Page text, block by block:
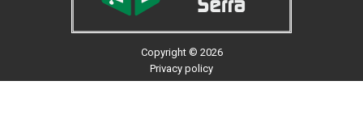
Copyright © 2026
Privacy policy